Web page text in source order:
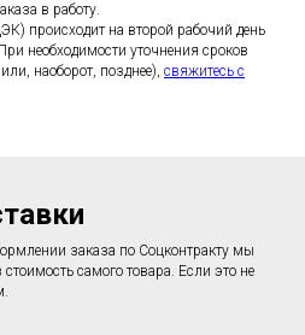
в работу.
происходит на второй рабочий день
необходимости уточнения сроков
наоборот, позднее), свяжитесь с
заказа по Соцконтракту мы
самого товара. Если это не